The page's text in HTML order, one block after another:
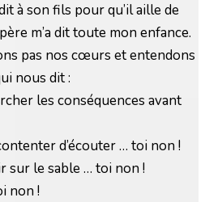
à son fils pour qu’il aille de
m’a dit toute mon enfance.
pas nos cœurs et entendons
nous dit :
les conséquences avant
d’écouter … toi non !
sur le sable … toi non !
non !